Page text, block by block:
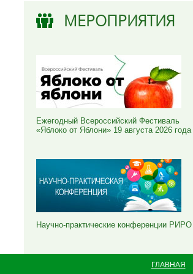
МЕРОПРИЯТИЯ
Ежегодный Всероссийский Фестиваль
«Яблоко от Яблони» 19 августа 2026 года
Научно-практические конференции РИРО
ГЛАВНАЯ